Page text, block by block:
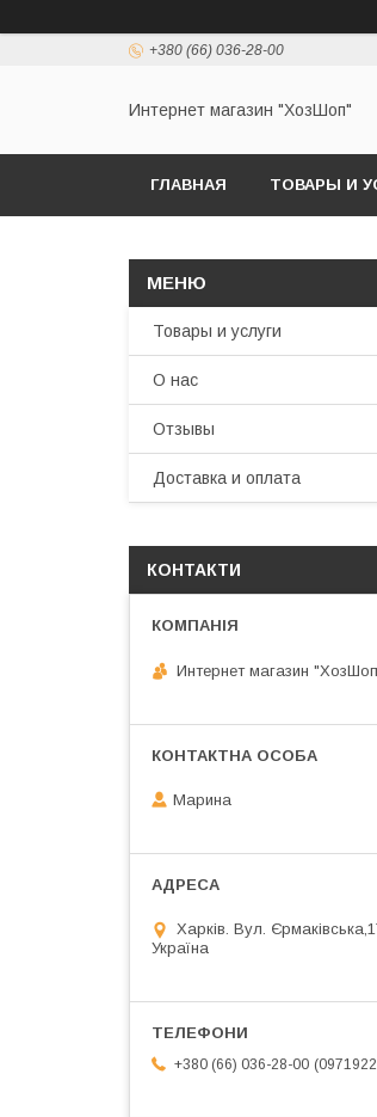
+380 (66) 036-28-00
Интернет магазин "ХозШоп"
ГЛАВНАЯ ТОВАРЫ И
Товары и услуги
О нас
Отзывы
Доставка и оплата
КОНТАКТИ
Интернет магазин
Марина
Харків. Вул.
Україна
+380 (66) 036-28-00